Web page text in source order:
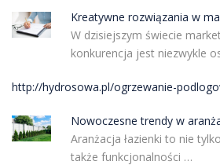
Kreatywne rozwiązania w
W dzisiejszym świecie
konkurencja jest niezwykle
http://hydrosowa.pl/ogrzewanie-
Nowoczesne trendy w
Aranżacja łazienki to nie
także funkcjonalności …